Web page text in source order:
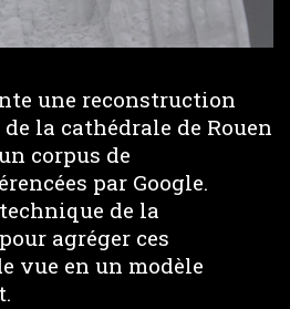
une reconstruction
la cathédrale de Rouen
corpus de
par Google.
de la
agréger ces
vue en un modèle